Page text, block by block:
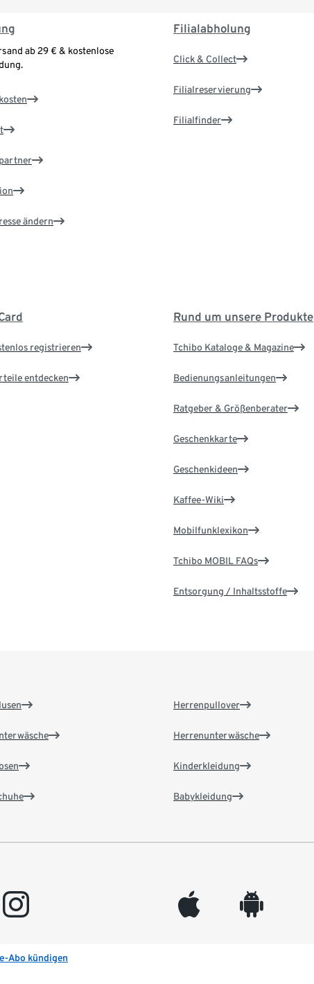
ab 29 € & kostenlose
ändern
Filialabholung
Click & Collect
Filialreservierung
Filialfinder
registrieren
entdecken
Rund um unsere Produkte
Tchibo Kataloge & Magazine
Bedienungsanleitungen
Ratgeber & Größenberater
Geschenkkarte
Geschenkideen
Kaffee-Wiki
Mobilfunklexikon
Tchibo MOBIL FAQs
Entsorgung / Inhaltsstoffe
Herrenpullover
Herrenunterwäsche
Kinderkleidung
Babykleidung
instagram appleinc android
Abo kündigen